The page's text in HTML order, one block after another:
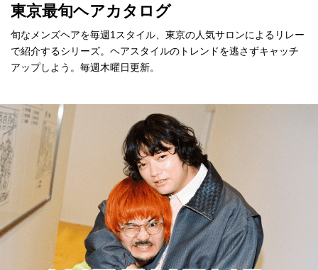
東京最旬ヘアカタログ
旬なメンズヘアを毎週1スタイル、東京の人気サロンによるリレー
で紹介するシリーズ。ヘアスタイルのトレンドを逃さずキャッチ
アップしよう。毎週木曜日更新。